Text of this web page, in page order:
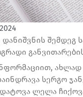
სერგო
ლელა